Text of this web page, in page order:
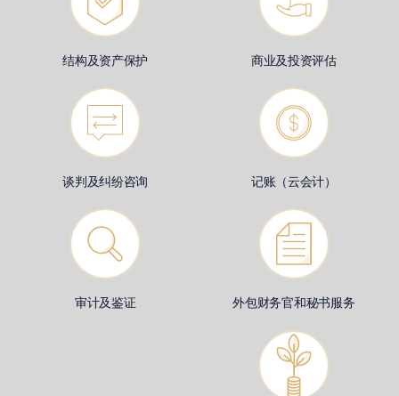
结构及资产保护 商业及投资评估
谈判及纠纷咨询 记账（云会计）
审计及鉴证 外包财务官和秘书服务